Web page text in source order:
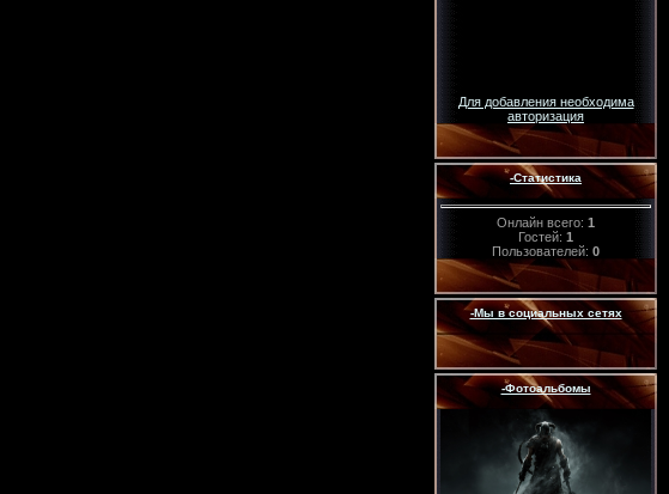
Для добавления необходима
авторизация
-Статистика
Онлайн всего: 1
Гостей: 1
Пользователей: 0
-Мы в социальных сетях
-Фотоальбомы